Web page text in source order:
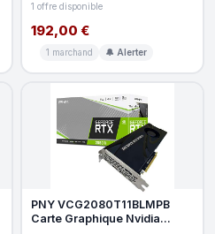
1 offre disponible
192,00 €
1 marchand 🔔 Alerter
PNY VCG2080T11BLMPB
Carte Graphique Nvidia